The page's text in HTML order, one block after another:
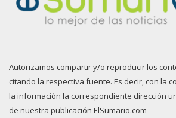
Autorizamos compartir y/o reproducir los
citando la respectiva fuente. Es decir, con la
la información la correspondiente dirección
de nuestra publicación ElSumario.com